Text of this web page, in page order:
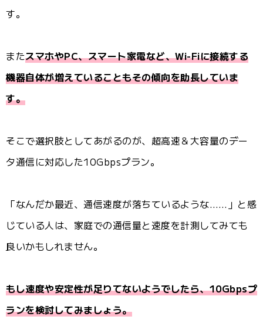
す。
またスマホやPC、スマート家電など、Wi-Fiに接続する
機器自体が増えていることもその傾向を助長していま
す。
そこで選択肢としてあがるのが、超高速＆大容量のデー
タ通信に対応した10Gbpsプラン。
「なんだか最近、通信速度が落ちているような……」と感
じている人は、家庭での通信量と速度を計測してみても
良いかもしれません。
もし速度や安定性が足りてないようでしたら、10Gbpsプ
ランを検討してみましょう。